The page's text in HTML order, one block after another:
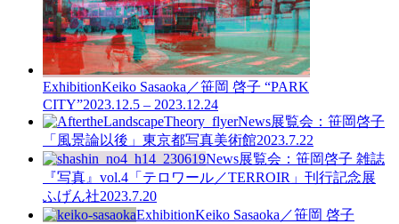
ExhibitionKeiko Sasaoka／笹岡 啓子 “PARK
CITY”2023.12.5 – 2023.12.24
News展覧会：笹岡啓子
「風景論以後」東京都写真美術館2023.7.22
News展覧会：笹岡啓子 雑誌
『写真』vol.4「テロワール／TERROIR」刊行記念展
ふげん社2023.7.20
ExhibitionKeiko Sasaoka／笹岡 啓子